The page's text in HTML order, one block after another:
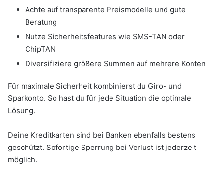
Achte auf transparente Preismodelle und gute
Beratung
Nutze Sicherheitsfeatures wie SMS-TAN oder
ChipTAN
Diversifiziere größere Summen auf mehrere Konten
Für maximale Sicherheit kombinierst du Giro- und
Sparkonto. So hast du für jede Situation die optimale
Lösung.
Deine Kreditkarten sind bei Banken ebenfalls bestens
geschützt. Sofortige Sperrung bei Verlust ist jederzeit
möglich.